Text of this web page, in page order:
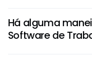
usuários durante o
fornecendo
Há alguma
Software de